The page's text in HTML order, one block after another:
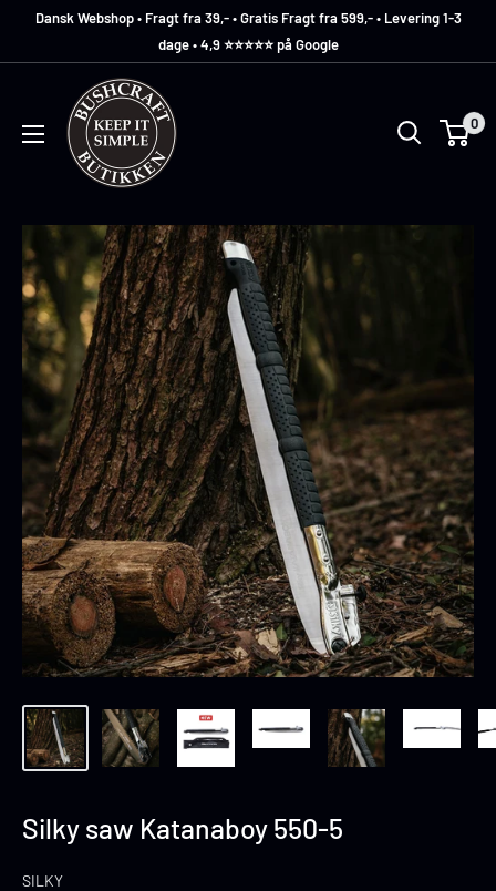
Dansk Webshop • Fragt fra 39,- • Gratis Fragt fra 599,- • Levering 1-3
dage • 4,9 ⭐️⭐️⭐️⭐️⭐️ på Google
Bushcraft
Butikken
0
Silky saw Katanaboy 550-5
SILKY